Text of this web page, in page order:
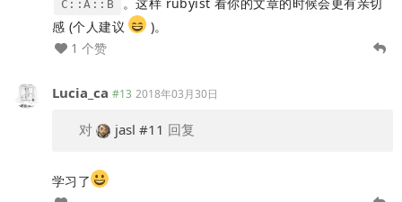
C::A::B
感 (个人建议
)。
1 个赞
Lucia_ca #13 2018年03月30日
对 jasl #11 回复
学习了